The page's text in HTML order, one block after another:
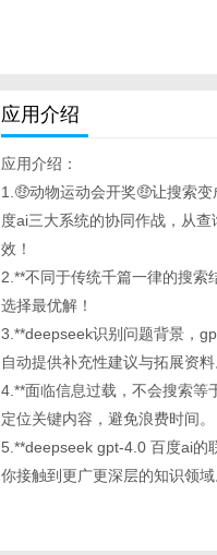
应用介绍
应用介绍：
1.🤑动物运动会开奖🤑让搜索
度ai三大系统的协同作战，从
效！
2.**不同于传统千篇一律的搜索
选择最优解！
3.**deepseek识别问题背景，
自动提供补充性建议与拓展资
4.**面临信息过载，不会搜索
定位关键内容，避免浪费时间。
5.**deepseek gpt-4.0 百度ai的
你接触到更广更深层的知识领